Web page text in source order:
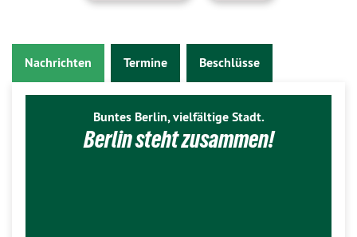
Nachrichten Termine Beschlüsse
Buntes Berlin, vielfältige Stadt.
Berlin steht zusammen!